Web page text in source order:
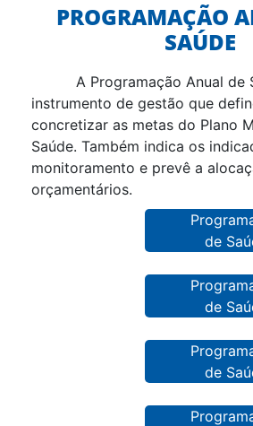
PROGRAMAÇÃO
SAÚDE
A Programação Anual de
instrumento de gestão que
concretizar as metas do Plano
Saúde. Também indica os
monitoramento e prevê a
orçamentários.
de
de
de